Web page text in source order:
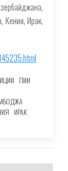
Кения, Ирак,
ПИИ
ИРАК